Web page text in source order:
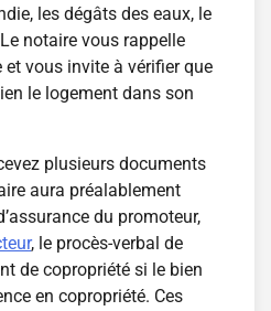
les dégâts des eaux, le
notaire vous rappelle
vous invite à vérifier que
le logement dans son
plusieurs documents
aura préalablement
du promoteur,
, le procès-verbal de
de copropriété si le bien
en copropriété. Ces